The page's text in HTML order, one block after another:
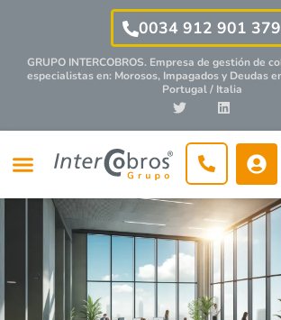
0034 912 901 379
GRUPO INTERCOBROS. Empresa de gestión de
especialistasen: Morosos, Impagados y Deudas
Portugal / Italia